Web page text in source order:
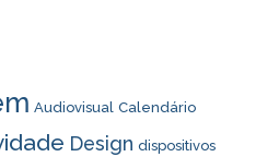
Audiovisual Calendário
Design dispositivos